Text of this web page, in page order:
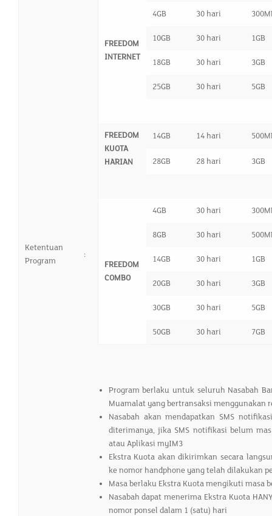
Ketentuan
Program
:
FREEDOM
INTERNET
4GB 30 hari
10GB 30 hari 1GB
18GB 30 hari 3GB
25GB 30 hari 5GB
FREEDOM
KUOTA
HARIAN
14GB 14 hari
28GB 28 hari 3GB
FREEDOM
COMBO
4GB 30 hari
8GB 30 hari
14GB 30 hari 1GB
20GB 30 hari 3GB
30GB 30 hari 5GB
50GB 30 hari 7GB
Program berlaku untuk seluruh Nasabah
Muamalat yang bertransaksi menggunakan
Nasabah akan mendapatkan SMS
diterimanya, jika SMS notifikasi belum
atau Aplikasi myIM3
Ekstra Kuota akan dikirimkan secara
ke nomor handphone yang telah dilakukan
Masa berlaku Ekstra Kuota mengikuti masa
Nasabah dapat menerima Ekstra Kuota
nomor ponsel dalam 1 (satu) hari